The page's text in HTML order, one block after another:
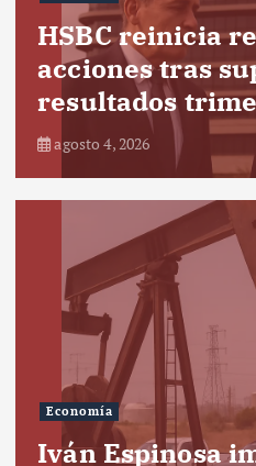
HSBC reinicia
acciones tras
resultados
agosto 4, 2026
Economía
Iván Espinosa